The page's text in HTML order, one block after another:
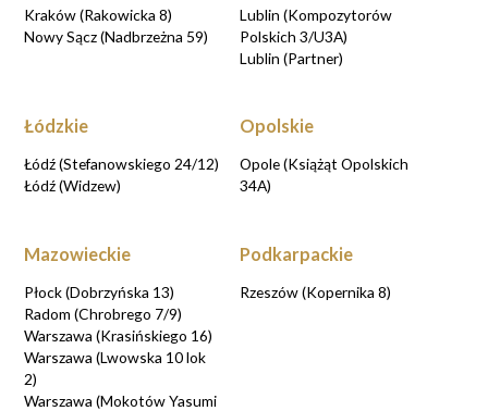
Kraków (Rakowicka 8)
Nowy Sącz (Nadbrzeżna 59)
Lublin (Kompozytorów
Polskich 3/U3A)
Lublin (Partner)
Łódzkie
Łódź (Stefanowskiego 24/12)
Łódź (Widzew)
Opolskie
Opole (Książąt Opolskich
34A)
Mazowieckie
Płock (Dobrzyńska 13)
Radom (Chrobrego 7/9)
Warszawa (Krasińskiego 16)
Warszawa (Lwowska 10 lok
2)
Warszawa (Mokotów Yasumi
Podkarpackie
Rzeszów (Kopernika 8)